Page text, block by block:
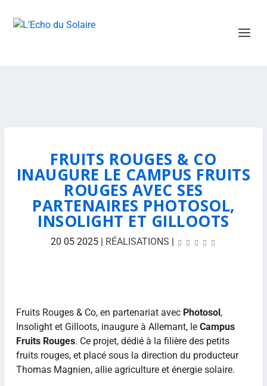
FRUITS ROUGES & CO
INAUGURE LE CAMPUS FRUITS
ROUGES AVEC SES
PARTENAIRES PHOTOSOL,
INSOLIGHT ET GILLOOTS
20 05 2025 | RÉALISATIONS |
Fruits Rouges & Co, en partenariat avec Photosol,
Insolight et Gilloots, inaugure à Allemant, le Campus
Fruits Rouges. Ce projet, dédié à la filière des petits
fruits rouges, et placé sous la direction du producteur
Thomas Magnien, allie agriculture et énergie solaire.